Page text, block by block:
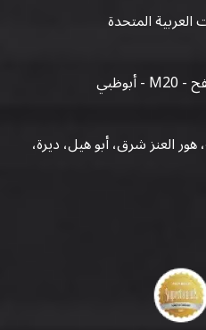
هور العنز شرق، أبو هيل، ديرة،